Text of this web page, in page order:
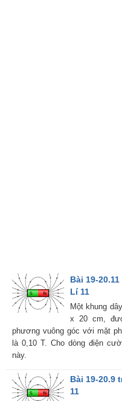
Bài 19-
Lí 11
Một khung
x 20 cm,
phương vuông góc với mặt
là 0,10 T. Cho dòng điện
này.
Bài 19-20.9
11